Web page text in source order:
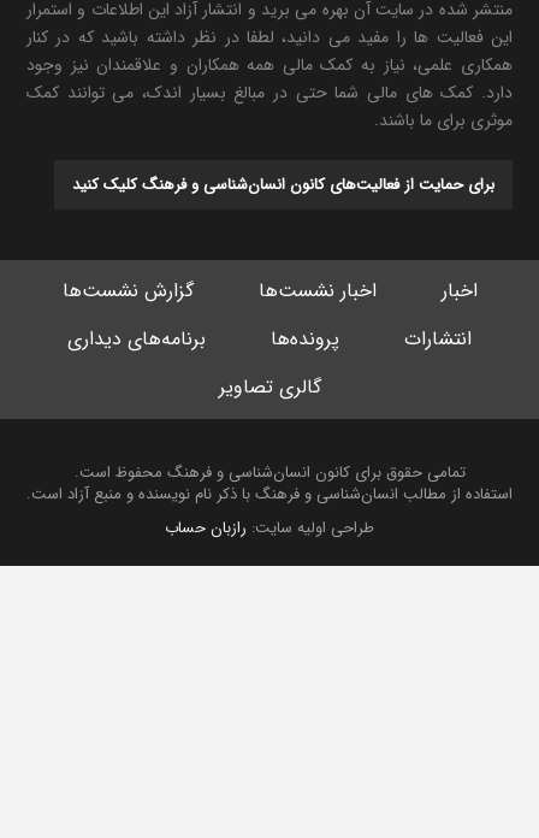
منتشر شده در سایت آن بهره می برید و انتشار آزاد این اطلاعات و استمرار
این فعالیت ها را مفید می دانید، لطفا در نظر داشته باشید که در کنار
همکاری علمی، نیاز به کمک مالی همه همکاران و علاقمندان نیز وجود
دارد. کمک های مالی شما حتی در مبالغ بسیار اندک، می توانند کمک
موثری برای ما باشند.
برای حمایت از فعالیت‌های کانون انسان‌شناسی و فرهنگ کلیک کنید
اخبار اخبار نشست‌ها
گزارش نشست‌ها
انتشارات
پرونده‌ها
برنامه‌های دیداری
گالری تصاویر
تمامی حقوق برای کانون انسان‌شناسی و فرهنگ محفوظ است.
استفاده از مطالب انسان‌شناسی و فرهنگ با ذکر نام نویسنده و منبع آزاد است.
طراحی اولیه سایت:رازبان حساب